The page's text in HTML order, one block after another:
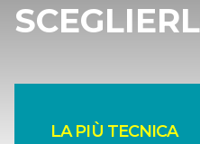
LA PIÙ TECNICA